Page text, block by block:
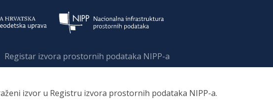
Registar izvora prostornih podataka NIPP-a
izvor u Registru izvora prostornih podataka NIPP-a.